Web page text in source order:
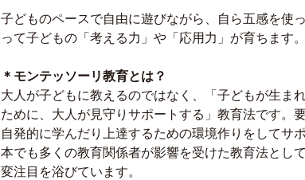
子どものペースで自由に遊びながら、自ら五感を使
って子どもの「考える力」や「応用力」が育ちます。
＊モンテッソーリ教育とは？
大人が子どもに教えるのではなく、「子どもが生ま
ために、大人が見守りサポートする」教育法です。
自発的に学んだり上達するための環境作りをしてサ
本でも多くの教育関係者が影響を受けた教育法とし
変注目を浴びています。